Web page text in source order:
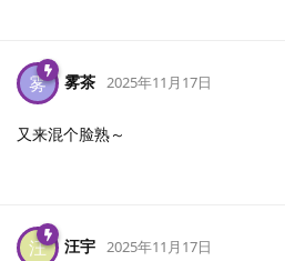
雾 雾茶 2025年11月17日
又来混个脸熟～
汪 汪宇 2025年11月17日